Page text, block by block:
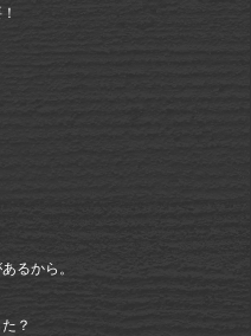
るから。
？